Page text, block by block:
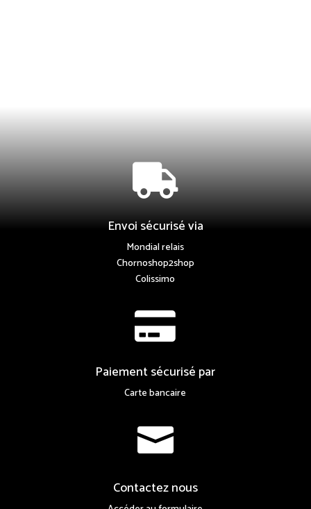

Envoi sécurisé via
Mondial relais
Chornoshop2shop
Colissimo

Paiement sécurisé par
Carte bancaire

Contactez nous